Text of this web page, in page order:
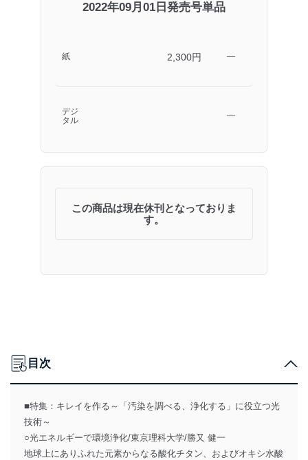
2022年09月01日発売号単品
紙 2,300円 ―
デジ
タル
―
この商品は現在休刊となっておりま
す。
目次
■特集：キレイを作る～「汚染を調べる、浄化する」に役立つ光
技術～
○光エネルギーで環境浄化/東京理科大学/勝又 健一
地球上にありふれた元素からなる酸化チタン、およびオキシ水酸